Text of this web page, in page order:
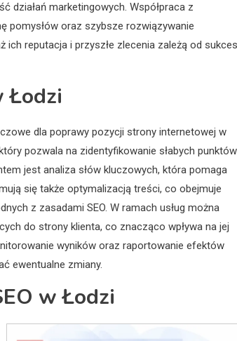
działań marketingowych. Współpraca z
pomysłów oraz szybsze rozwiązywanie
reputacja i przyszłe zlecenia zależą od
Łodzi
dla poprawy pozycji strony internetowej w
pozwala na zidentyfikowanie słabych punktów
jest analiza słów kluczowych, która pomaga
się także optymalizacją treści, co obejmuje
z zasadami SEO. W ramach usług można
do strony klienta, co znacząco wpływa na jej
wyników oraz raportowanie efektów
ewentualne zmiany.
w Łodzi